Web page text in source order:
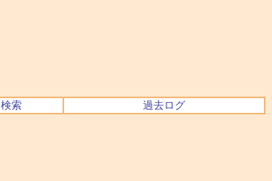
検索 過去ログ